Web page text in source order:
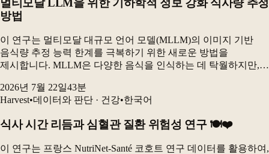
멀티모달 LLM을 위한 기하학적 정보 강화 식사량 추정
방법
이 연구는 멀티모달 대규모 언어 모델(MLLM)의 이미지 기반
음식량 추정 능력 한계를 극복하기 위한 새로운 방법을
제시합니다. MLLM은 다양한 음식을 인식하는 데 탁월하지만,
어려움을 겪습니다. 본 연구는 고정된 상용 MLLM...
2026년 7월 22일43분
Harvest•데이터와 판단 · 건강•한국어
식사 시간 리듬과 심혈관 질환 위험성 연구 🍽️❤️
이 연구는 프랑스 NutriNet-Santé 코호트 연구 데이터를 활용하여,